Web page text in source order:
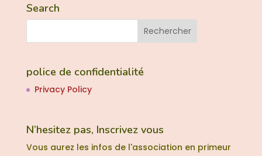
Search
police de confidentialité
Privacy Policy
N’hesitez pas, Inscrivez vous
Vous aurez les infos de l'association en primeur